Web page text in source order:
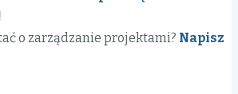
o zarządzanie projektami? Napisz